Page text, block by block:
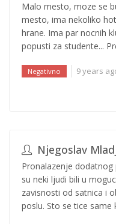
Malo mesto, moze se
mesto, ima nekoliko
hrane. Ima par nocnih
popusti za studente...
Negativno 9 years
Njegoslav
Pronalazenje
su neki ljudi bili u
zavisnosti od satnica i
poslu. Sto se tice same